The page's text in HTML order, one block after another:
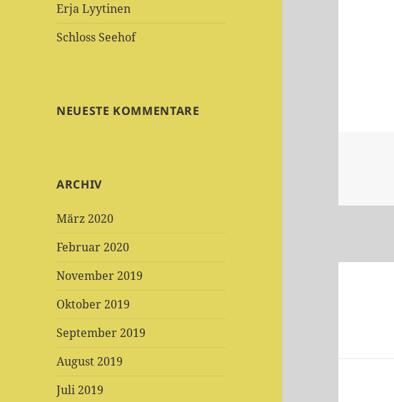
Erja Lyytinen
Schloss Seehof
NEUESTE KOMMENTARE
ARCHIV
März 2020
Februar 2020
November 2019
Oktober 2019
September 2019
August 2019
Juli 2019